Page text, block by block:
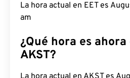
La hora actual en EET es
am
¿Qué hora es
AKST?